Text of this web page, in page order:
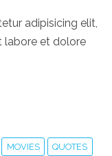
adipisicing elit,
labore et dolore
MOVIES QUOTES